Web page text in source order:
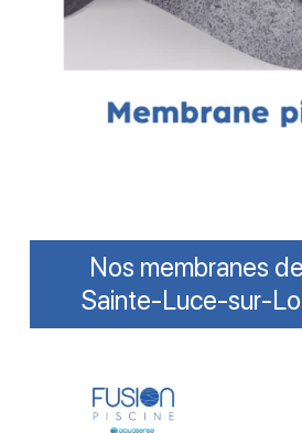
Nos membranes
Sainte-Luce-sur-